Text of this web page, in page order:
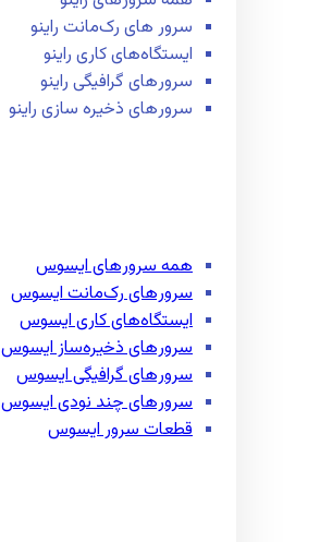
سرور ‌های رک‌مانت راینو
ایستگاه‌های کاری راینو
سرور‌های گرافیگی راینو
سرور‌های ذخیره سازی راینو
همه سرور‌های ایسوس
سرور‌های رک‌مانت ایسوس
ایستگاه‌های کاری ایسوس
سرور‌های ذخیره‌ساز ایسوس
سرور‌های گرافیگی ایسوس
سرور‌های چند نودی ایسوس
قطعات سرور ایسوس